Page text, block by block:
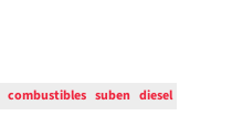
combustibles suben diesel